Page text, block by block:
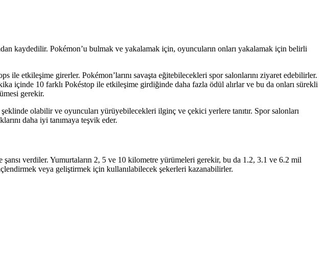
kaydedilir. Pokémon’u bulmak ve yakalamak için, oyuncuların onları yakalamak için belirli
etkileşime girerler. Pokémon’larını savaşta eğitebilecekleri spor salonlarını ziyaret edebilirler.
içinde 10 farklı Pokéstop ile etkileşime girdiğinde daha fazla ödül alırlar ve bu da onları sürekli
gerekir.
olabilir ve oyuncuları yürüyebilecekleri ilginç ve çekici yerlere tanıtır. Spor salonları
daha iyi tanımaya teşvik eder.
verdiler. Yumurtaların 2, 5 ve 10 kilometre yürümeleri gerekir, bu da 1.2, 3.1 ve 6.2 mil
veya geliştirmek için kullanılabilecek şekerleri kazanabilirler.